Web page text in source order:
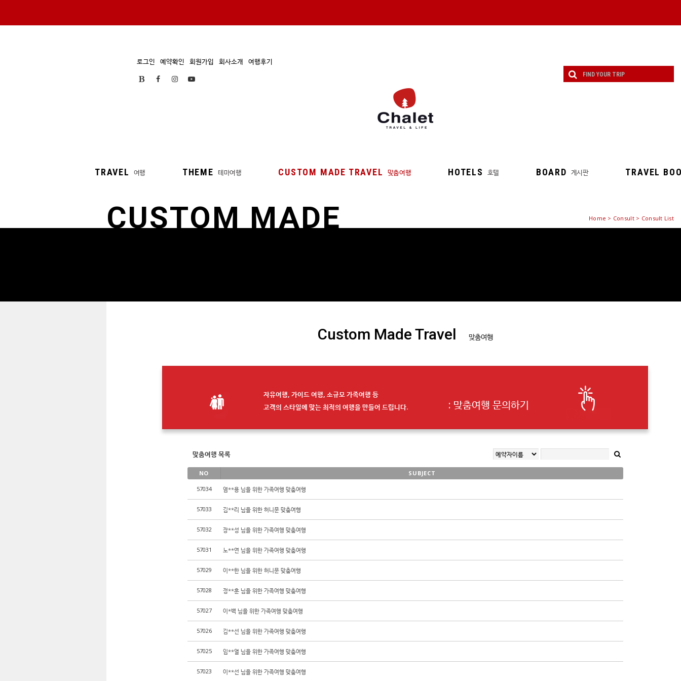
로그인 예약확인 회원가입 회사소개 여행후기
TRAVEL 여행 THEME 테마여행 CUSTOM MADE TRAVEL 맞춤여행 HOTELS 호텔 BOARD 게시판 TRAVEL
CUSTOM MADE Home > Consult> Consult List
Custom Made Travel 맞춤여행
: 맞춤여행 문의하기
자유여행, 가이드 여행, 소규모 가족여행 등
고객의 스타일에 맞는 최적의 여행을 만들어 드립니다.
맞춤여행 목록
NO SUBJECT
57034 염**용 님을 위한 가족여행 맞춤여행
57033 김**리 님을 위한 허니문 맞춤여행
57032 장**성 님을 위한 가족여행 맞춤여행
57031 노**연 님을 위한 가족여행 맞춤여행
57029 이**한 님을 위한 허니문 맞춤여행
57028 정**훈 님을 위한 가족여행 맞춤여행
57027 이*백 님을 위한 가족여행 맞춤여행
57026 김**선 님을 위한 가족여행 맞춤여행
57025 임**열 님을 위한 가족여행 맞춤여행
57023 이**선 님을 위한 가족여행 맞춤여행